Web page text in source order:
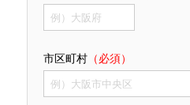
市区町村 （必須）